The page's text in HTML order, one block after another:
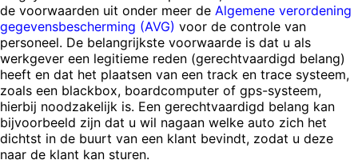
de voorwaarden uit onder meer de Algemene verordening
gegevensbescherming (AVG) voor de controle van
personeel. De belangrijkste voorwaarde is dat u als
werkgever een legitieme reden (gerechtvaardigd belang)
heeft en dat het plaatsen van een track en trace systeem,
zoals een blackbox, boardcomputer of gps-systeem,
hierbij noodzakelijk is. Een gerechtvaardigd belang kan
bijvoorbeeld zijn dat u wil nagaan welke auto zich het
dichtst in de buurt van een klant bevindt, zodat u deze
naar de klant kan sturen.